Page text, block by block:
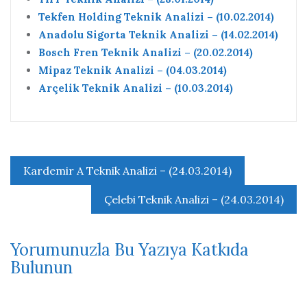
Tekfen Holding Teknik Analizi – (10.02.2014)
Anadolu Sigorta Teknik Analizi – (14.02.2014)
Bosch Fren Teknik Analizi – (20.02.2014)
Mipaz Teknik Analizi – (04.03.2014)
Arçelik Teknik Analizi – (10.03.2014)
Yazı
gezinmesi
Kardemir A Teknik Analizi – (24.03.2014)
Çelebi Teknik Analizi – (24.03.2014)
Yorumunuzla Bu Yazıya Katkıda
Bulunun